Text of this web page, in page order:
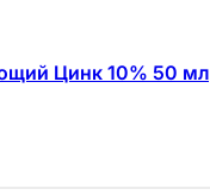
Цинк 10% 50 мл